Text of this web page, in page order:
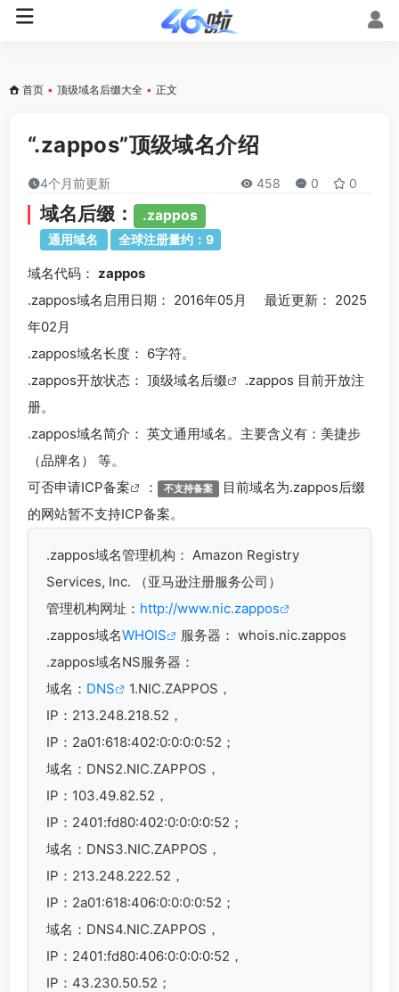
首页 • 顶级域名后缀大全 • 正文
“.zappos”顶级域名介绍
4个月前更新 458 0 0
域名后缀： .zappos
通用域名 全球注册量约：9
域名代码： zappos
.zappos域名 启用日期： 2016年05月 最近更新： 2025
年02月
.zappos域名长度： 6字符。
.zappos开放状态： 顶级域名后缀
.zappos 目前开放注
册。
.zappos域名简介： 英文通用域名。主要含义有：美捷步
（品牌名） 等。
可否申请ICP备案 ： 不支持备案 目前域名为.zappos后缀
的网站暂不支持ICP备案。
.zappos域名管理机构： Amazon Registry
Services, Inc. （亚马逊注册服务公司）
管理机构网址： http://www.nic.zappos
.zappos域名WHOIS
服务器： whois.nic.zappos
.zappos域名NS服务器：
域名： DNS
1.NIC.ZAPPOS，
IP：213.248.218.52，
IP：2a01:618:402:0:0:0:0:52；
域名：DNS2.NIC.ZAPPOS，
IP：103.49.82.52，
IP：2401:fd80:402:0:0:0:0:52；
域名：DNS3.NIC.ZAPPOS，
IP：213.248.222.52，
IP：2a01:618:406:0:0:0:0:52；
域名：DNS4.NIC.ZAPPOS，
IP：2401:fd80:406:0:0:0:0:52，
IP：43.230.50.52；